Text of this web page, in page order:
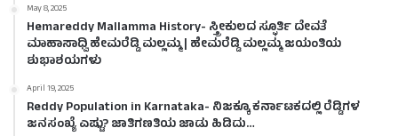
May 8, 2025
Hemareddy Mallamma History- ಸ್ತ್ರೀಕುಲದ ಸ್ಫೂರ್ತಿ ದೇವತೆ
ಮಾಹಾಸಾಧ್ವಿ ಹೇಮರೆಡ್ಡಿ ಮಲ್ಲಮ್ಮ | ಹೇಮರೆಡ್ಡಿ ಮಲ್ಲಮ್ಮ ಜಯಂತಿಯ
ಶುಭಾಶಯಗಳು
April 19, 2025
Reddy Population in Karnataka- ನಿಜಕ್ಕೂ ಕರ್ನಾಟಕದಲ್ಲಿ ರೆಡ್ಡಿಗಳ
ಜನಸಂಖ್ಯೆ ಎಷ್ಟು? ಜಾತಿಗಣತಿಯ ಜಾಡು ಹಿಡಿದು…